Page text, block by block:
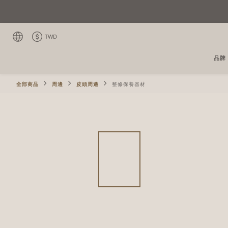
TWD
品牌
全部商品 周邊 皮頭周邊 整修保養器材